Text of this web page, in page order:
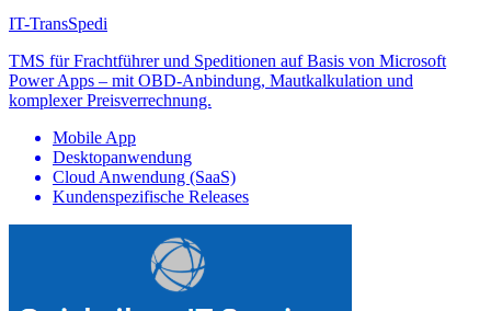
IT-TransSpedi
TMS für Frachtführer und Speditionen auf Basis von Microsoft
Power Apps – mit OBD-Anbindung, Mautkalkulation und
komplexer Preisverrechnung.
Mobile App
Desktopanwendung
Cloud Anwendung (SaaS)
Kundenspezifische Releases